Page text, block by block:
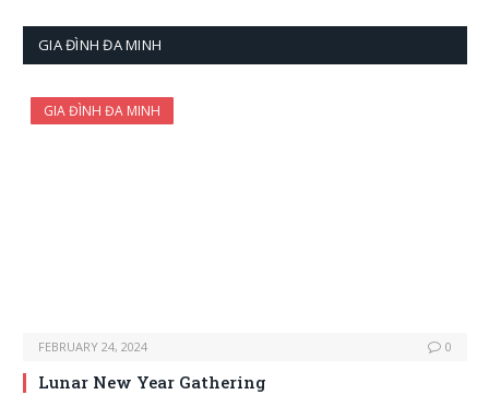
GIA ĐÌNH ĐA MINH
GIA ĐÌNH ĐA MINH
FEBRUARY 24, 2024 0
Lunar New Year Gathering